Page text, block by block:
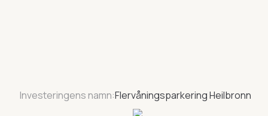
Investeringens namn:Flervåningsparkering Heilbronn